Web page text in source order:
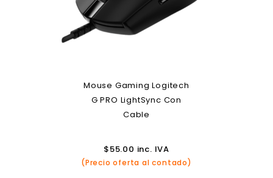
Mouse Gaming Logitech
G PRO LightSync Con
Cable
$55.00 inc. IVA
(Precio oferta al contado)